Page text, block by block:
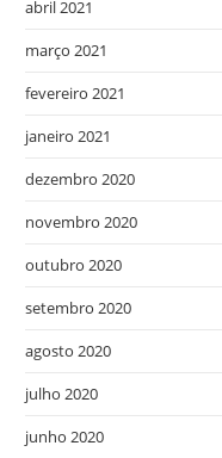
abril 2021
março 2021
fevereiro 2021
janeiro 2021
dezembro 2020
novembro 2020
outubro 2020
setembro 2020
agosto 2020
julho 2020
junho 2020